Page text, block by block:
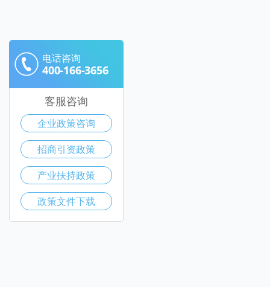
电话咨询
400-166-3656
客服咨询
企业政策咨询
招商引资政策
产业扶持政策
政策文件下载